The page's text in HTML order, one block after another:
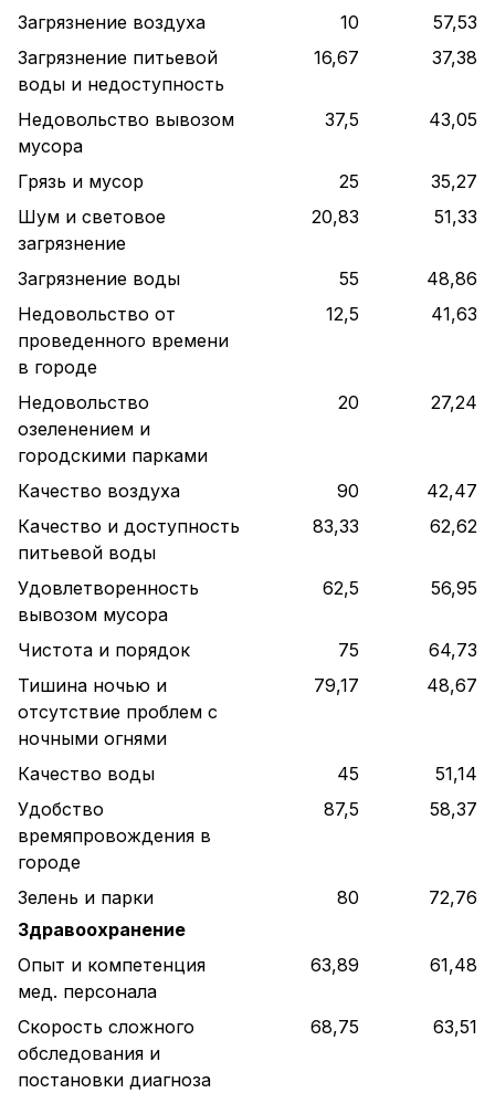
Загрязнение воздуха
10
57,53
Загрязнение питьевой
воды и недоступность
16,67 37,38
Недовольство вывозом
мусора
37,5 43,05
Грязь и мусор 25
35,27
Шум и световое
загрязнение
20,83 51,33
Загрязнение воды 55
48,86
Недовольство от
проведенного времени
в городе
12,5 41,63
Недовольство
озеленением и
городскими парками
20 27,24
Качество воздуха 90
42,47
Качество и доступность
питьевой воды
83,33 62,62
Удовлетворенность
вывозом мусора
62,5 56,95
Чистота и порядок 75
64,73
Тишина ночью и
отсутствие проблем с
ночными огнями
79,17 48,67
Качество воды 45
51,14
Удобство
времяпровождения в
городе
87,5 58,37
Зелень и парки 80
72,76
Здравоохранение
Опыт и компетенция
мед. персонала
63,89 61,48
Скорость сложного
обследования и
постановки диагноза
68,75 63,51